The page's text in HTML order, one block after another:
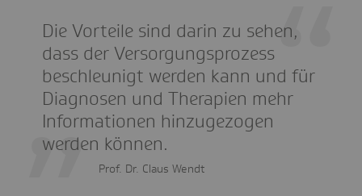
Die Vorteile sind darin zu sehen,
dass der Versorgungsprozess
beschleunigt werden kann und für
Diagnosen und Therapien mehr
Informationen hinzugezogen
werden können.
Prof. Dr. Claus Wendt